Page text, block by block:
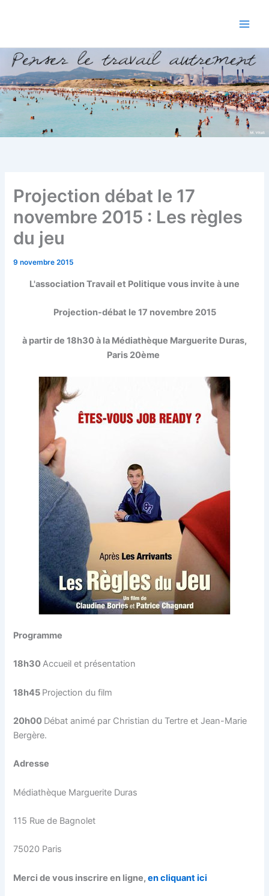
Projection débat le 17
novembre 2015 : Les règles
du jeu
9 novembre 2015
L'association Travail et Politique vous invite à une
Projection-débat le 17 novembre 2015
à partir de 18h30 à la Médiathèque Marguerite Duras,
Paris 20ème
Programme
18h30Accueil et présentation
18h45 Projection du film
20h00 Débat animé par Christian du Tertre et Jean-Marie
Bergère.
Adresse
Médiathèque Marguerite Duras
115 Rue de Bagnolet
75020 Paris
Merci de vous inscrire en ligne,en cliquant ici